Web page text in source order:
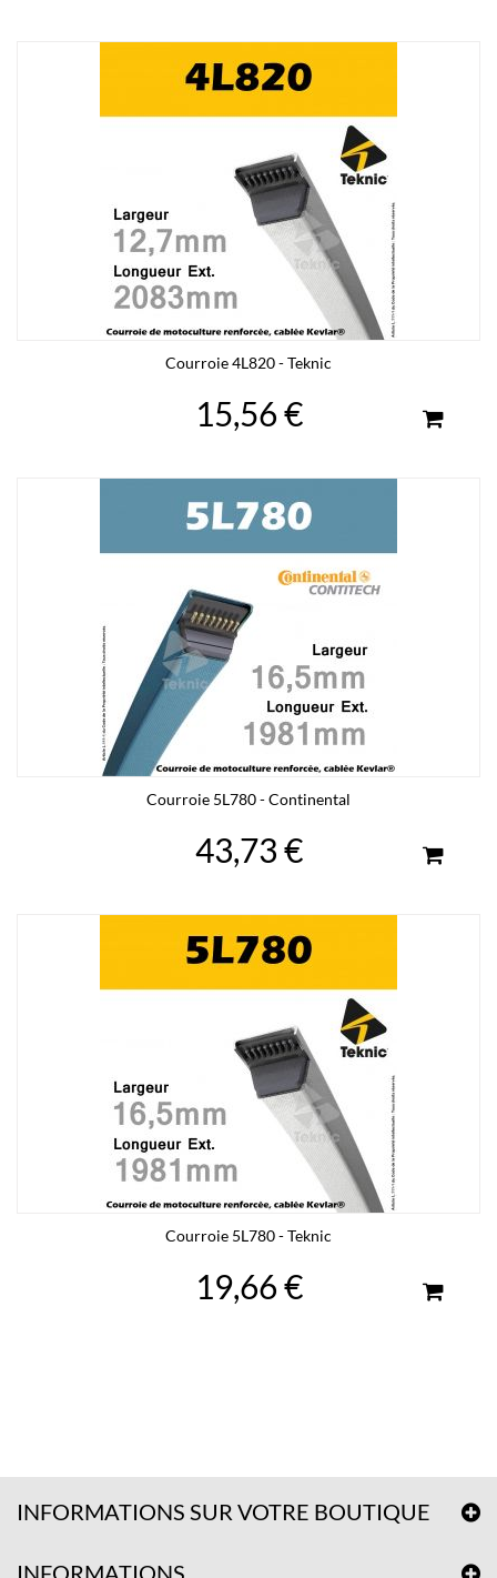
Courroie 4L820 - Teknic
15,56 €
Courroie 5L780 - Continental
43,73 €
Courroie 5L780 - Teknic
19,66 €
INFORMATIONS SUR VOTRE BOUTIQUE
INFORMATIONS